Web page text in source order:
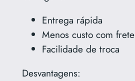
Entrega rápida
Menos custo com frete
Facilidade de troca
Desvantagens: